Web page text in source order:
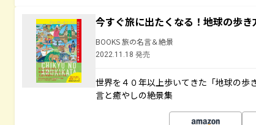
今すぐ旅に出たくなる！地球の歩
BOOKS 旅の名言＆絶景
2022.11.18 発売
世界を４０年以上歩いてきた「地球の歩
言と癒やしの絶景集